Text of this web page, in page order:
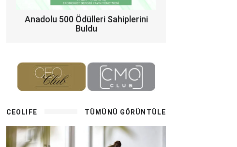
Anadolu 500 Ödülleri Sahiplerini
Buldu
CEOLIFE TÜMÜNÜ GÖRÜNTÜLE